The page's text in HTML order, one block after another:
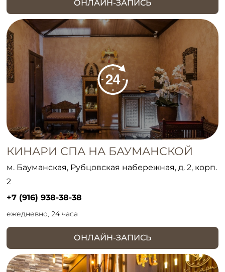
ОНЛАЙН-ЗАПИСЬ
КИНАРИ СПА НА БАУМАНСКОЙ
м. Бауманская, Рубцовская набережная, д. 2, корп.
2
+7 (916) 938-38-38
ежедневно, 24 часа
ОНЛАЙН-ЗАПИСЬ